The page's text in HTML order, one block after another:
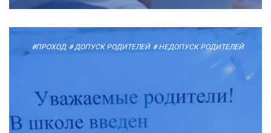
#ПРОХОД # ДОПУСК РОДИТЕЛЕЙ # НЕДОПУСК РОДИТЕЛЕЙ